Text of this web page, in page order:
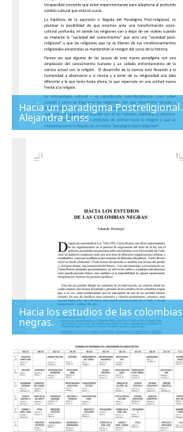
Hacia un paradigma Postreligional.
Alejandra Linss
Hacia los estudios de las colombias
negras.